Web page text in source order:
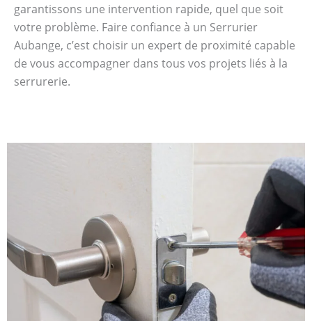
garantissons une intervention rapide, quel que soit
votre problème. Faire confiance à un Serrurier
Aubange, c’est choisir un expert de proximité capable
de vous accompagner dans tous vos projets liés à la
serrurerie.